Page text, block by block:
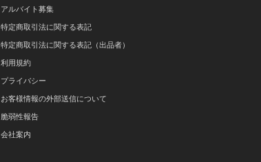
アルバイト募集
特定商取引法に関する表記
特定商取引法に関する表記（出品者）
利用規約
プライバシー
お客様情報の外部送信について
脆弱性報告
会社案内